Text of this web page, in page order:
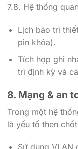
7.8. Hệ thống
Lịch bảo trì
pin khóa).
Tích hợp ghi
trì định kỳ và
8. Mạng & an
Trong một hệ
là yếu tố then